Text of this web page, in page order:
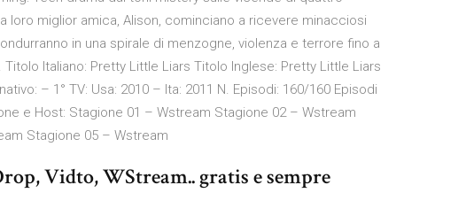
loro miglior amica, Alison, cominciano a ricevere minacciosi
in una spirale di menzogne, violenza e terrore fino a
Italiano: Pretty Little Liars Titolo Inglese: Pretty Little Liars
– 1° TV: Usa: 2010 – Ita: 2011 N. Episodi: 160/160 Episodi
e Host: Stagione 01 – Wstream Stagione 02 – Wstream
Stagione 05 – Wstream
Vidto, WStream.. gratis e sempre